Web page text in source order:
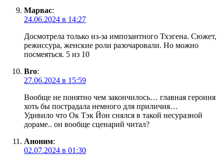
Марвас:
24.06.2024 в 14:27
Досмотрела только из-за импозантного Тхэгена. Сюжет,
режиссура, женские роли разочаровали. Но можно
посмеяться. 5 из 10
Bro:
27.06.2024 в 15:59
Вообще не понятно чем закончилось… главная героиня
хоть бы пострадала немного для приличия…
Удивило что Ок Тэк Йон снялся в такой несуразной
дораме.. он вообще сценарий читал?
Аноним:
02.07.2024 в 01:30